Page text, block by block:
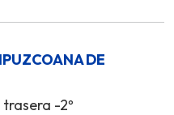
DE
trasera -2º